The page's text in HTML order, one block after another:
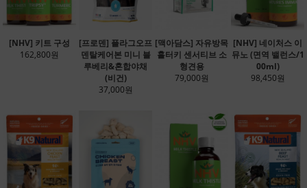
[NHV] 키트 구성
162,800원
[프로덴] 플라그오프
덴탈케어본 미니 블
루베리&혼합야채
(비건)
37,000원
[맥아담스] 자유방목
홀터키 센서티브 소
형견용
79,000원
[NHV] 네이처스 이
뮤노 (면역 밸런스/1
00ml)
98,450원